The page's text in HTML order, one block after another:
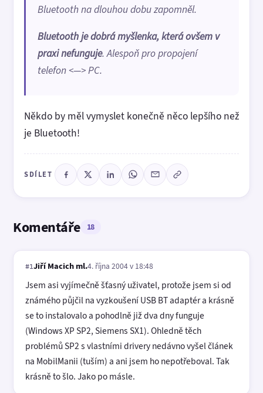
Bluetooth na dlouhou dobu zapomněl.
Bluetooth je dobrá myšlenka, která ovšem v
praxi nefunguje. Alespoň pro propojení
telefon <—> PC.
Někdo by měl vymyslet konečně něco lepšího než
je Bluetooth!
SDÍLET
Komentáře 18
#1Jiří Macich ml.4. října 2004 v 18:48
Jsem asi vyjímečně šťasný uživatel, protože jsem si od
známého půjčil na vyzkoušení USB BT adaptér a krásně
se to instalovalo a pohodlně již dva dny funguje
(Windows XP SP2, Siemens SX1). Ohledně těch
problémů SP2 s vlastními drivery nedávno vyšel článek
na MobilManii (tuším) a ani jsem ho nepotřeboval. Tak
krásně to šlo. Jako po másle.